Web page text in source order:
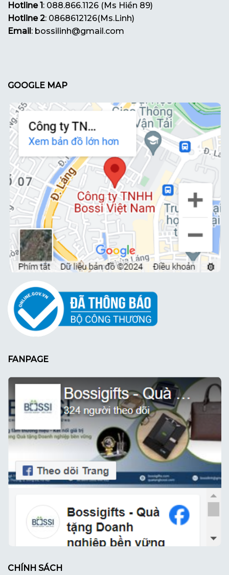
Hotline 1: 088.866.1126 (Ms Hiền 89)
Hotline 2: 0868612126(Ms.Linh)
Email: bossilinh@gmail.com
GOOGLE MAP
FANPAGE
CHÍNH SÁCH